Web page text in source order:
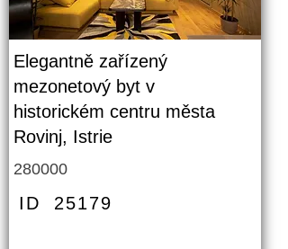
Elegantně zařízený
mezonetový byt v
historickém centru města
Rovinj, Istrie
280000
ID 25179